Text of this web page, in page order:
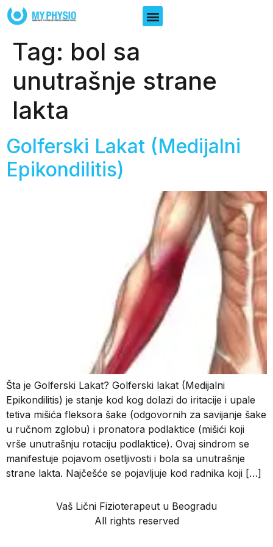
Tag: bol sa
unutrašnje strane
lakta
Golferski Lakat (Medijalni
Epikondilitis)
Šta je Golferski Lakat? Golferski lakat (Medijalni
Epikondilitis) je stanje kod kog dolazi do iritacije i upale
tetiva mišića fleksora šake (odgovornih za savijanje šake
u ručnom zglobu) i pronatora podlaktice (mišići koji
vrše unutrašnju rotaciju podlaktice). Ovaj sindrom se
manifestuje pojavom osetljivosti i bola sa unutrašnje
strane lakta. Najčešće se pojavljuje kod radnika koji […]
Vaš Lični Fizioterapeut u Beogradu
All rights reserved